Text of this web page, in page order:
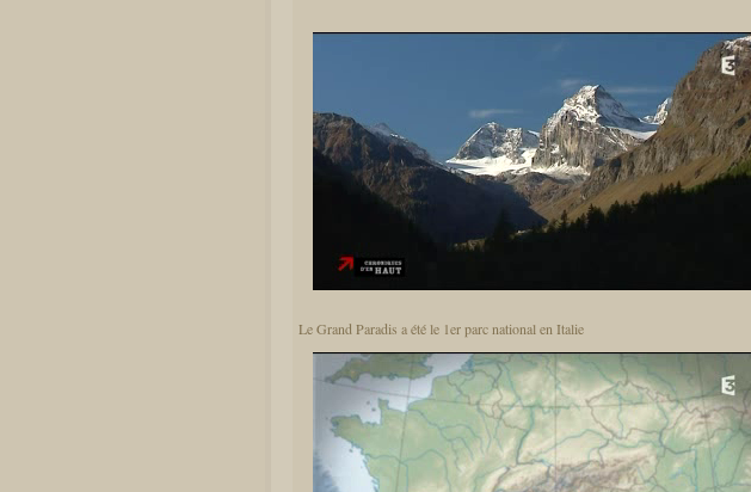
Le Grand Paradis a été le 1er parc national en Italie